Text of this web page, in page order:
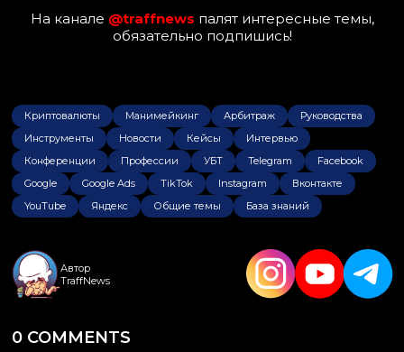
На канале @traffnews палят интересные темы,
обязательно подпишись!
Криптовалюты Манимейкинг Арбитраж
Руководства
Инструменты
Новости Кейсы
Интервью
Конференции
Профессии УБТ Telegram
Facebook
Google
Google Ads TikTok Instagram
Вконтакте
YouTube
Яндекс Общие темы База знаний
Автор
TraffNews
0 COMMENTS